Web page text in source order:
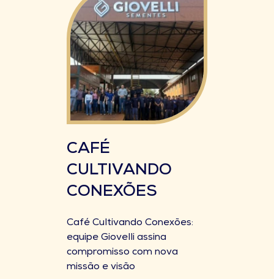
CAFÉ
CULTIVANDO
CONEXÕES
Café Cultivando Conexões:
equipe Giovelli assina
compromisso com nova
missão e visão